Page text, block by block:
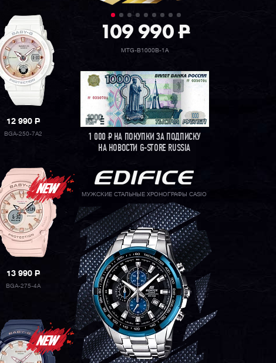
12 990P
BGA-250-7A2
13 990P
BGA-275-4A
109 990P
MTG-B1000B-1A
1 000РНА ПОКУПКИ ЗА ПОДПИСКУ
НА НОВОСТИ G-STORE RUSSIA
МУЖСКИЕ СТАЛЬНЫЕ ХРОНОГРАФЫ CASIO